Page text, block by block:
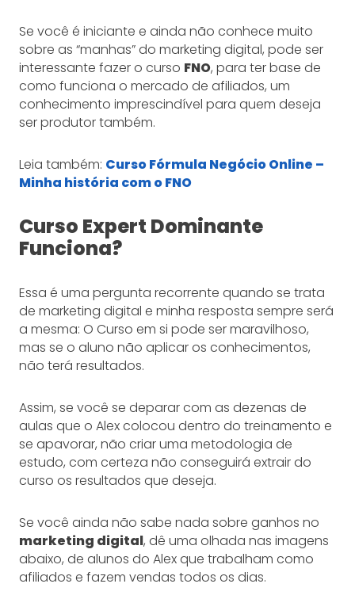
Se você é iniciante e ainda não conhece muito
sobre as “manhas” do marketing digital, pode ser
interessante fazer o curso FNO, para ter base de
como funciona o mercado de afiliados, um
conhecimento imprescindível para quem deseja
ser produtor também.
Leia também: Curso Fórmula Negócio Online –
Minha história com o FNO
Curso Expert Dominante
Funciona?
Essa é uma pergunta recorrente quando se trata
de marketing digital e minha resposta sempre será
a mesma: O Curso em si pode ser maravilhoso,
mas se o aluno não aplicar os conhecimentos,
não terá resultados.
Assim, se você se deparar com as dezenas de
aulas que o Alex colocou dentro do treinamento e
se apavorar, não criar uma metodologia de
estudo, com certeza não conseguirá extrair do
curso os resultados que deseja.
Se você ainda não sabe nada sobre ganhos no
marketing digital, dê uma olhada nas imagens
abaixo, de alunos do Alex que trabalham como
afiliados e fazem vendas todos os dias.